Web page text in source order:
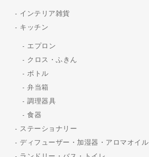
インテリア雑貨
キッチン
エプロン
クロス・ふきん
ボトル
弁当箱
調理器具
食器
ステーショナリー
ディフューザー・加湿器・アロマオイル